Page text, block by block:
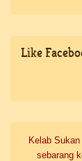
Like
Kelab
sebarang